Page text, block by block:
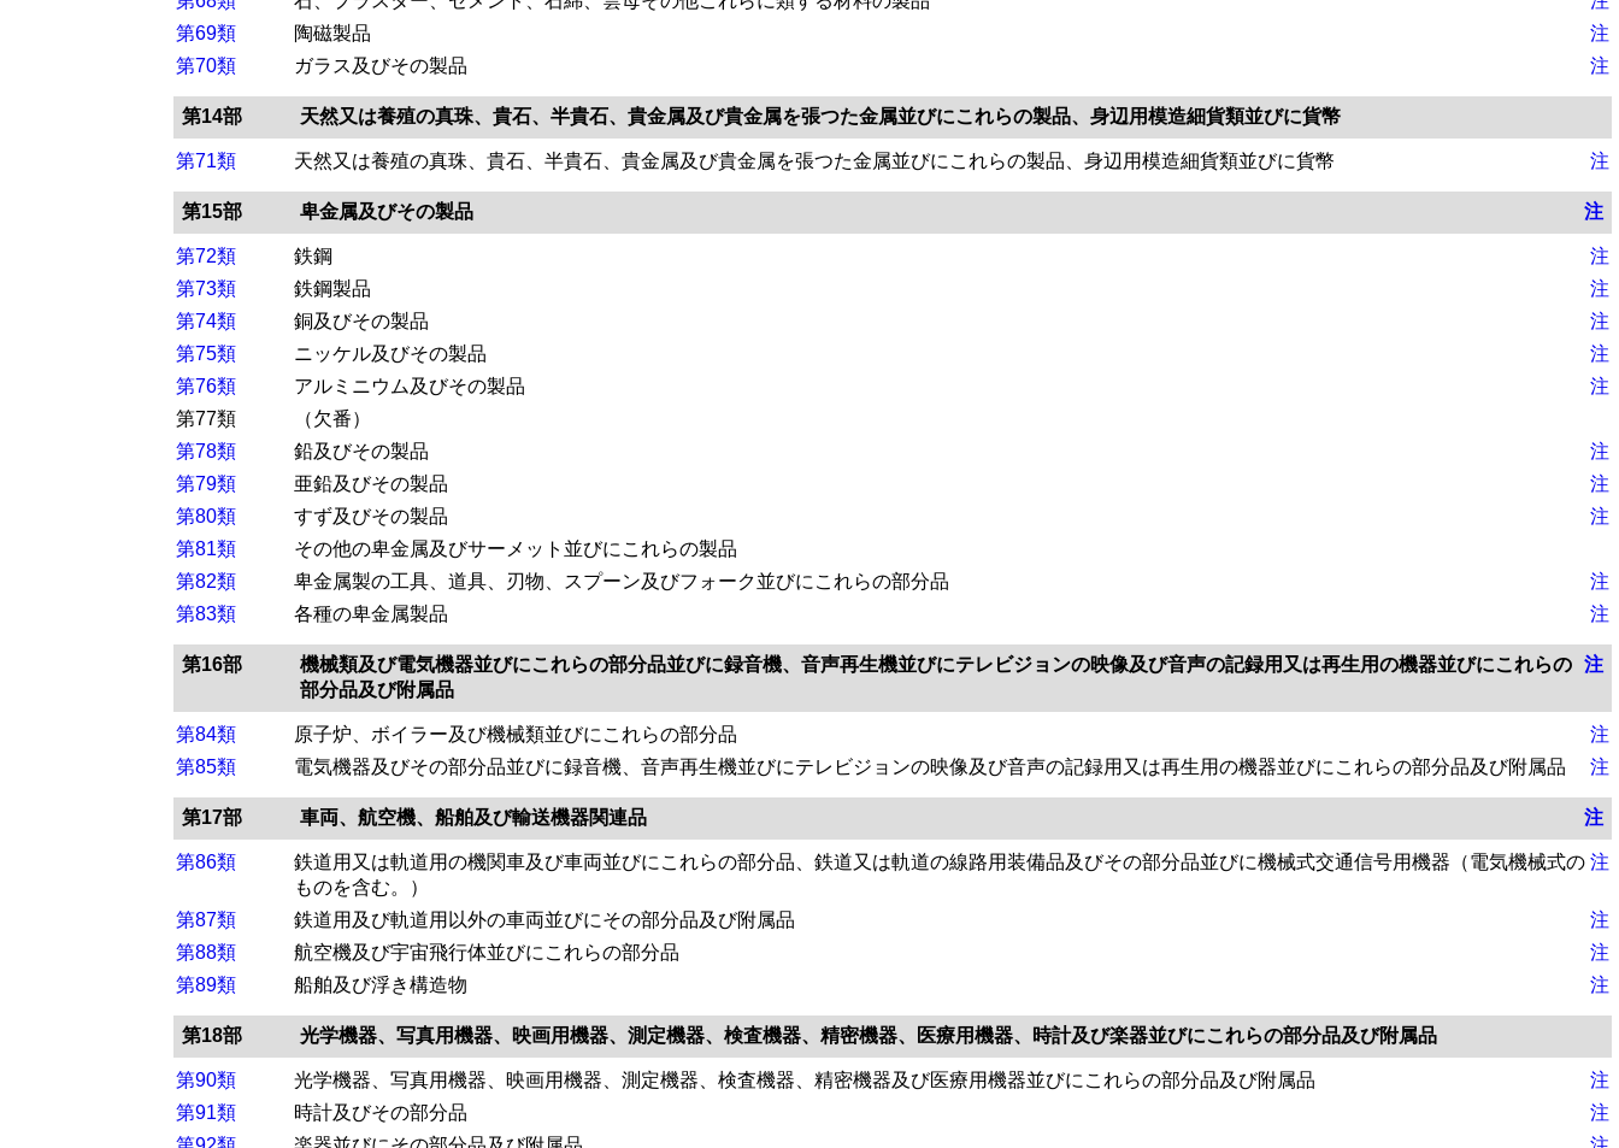
第69類
陶磁製品
注
第70類
ガラス及びその製品 注
第14部 天然又は養殖の真珠、貴石、半貴石、貴金属及び貴金属を張つた金属並びにこれらの製品、身辺用模造細貨類並びに貨幣
第71類 天然又は養殖の真珠、貴石、半貴石、貴金属及び貴金属を張つた金属並びにこれらの製品、身辺用模造細貨類並びに貨幣 注
第15部 卑金属及びその製品 注
第72類 鉄鋼
注
第73類
鉄鋼製品
注
第74類
銅及びその製品
注
第75類
ニッケル及びその製品
注
第76類
アルミニウム及びその製品
注
第77類
（欠番）
第78類
鉛及びその製品
注
第79類
亜鉛及びその製品
注
第80類
すず及びその製品
注
第81類
その他の卑金属及びサーメット並びにこれらの製品
第82類
卑金属製の工具、道具、刃物、スプーン及びフォーク並びにこれらの部分品
注
第83類
各種の卑金属製品 注
第16部
機械類及び電気機器並びにこれらの部分品並びに録音機、音声再生機並びにテレビジョンの映像及び音声の記録用又は再生用の機器並びにこれらの
部分品及び附属品
注
第84類 原子炉、ボイラー及び機械類並びにこれらの部分品
注
第85類
電気機器及びその部分品並びに録音機、音声再生機並びにテレビジョンの映像及び音声の記録用又は再生用の機器並びにこれらの部分品及び附属品 注
第17部 車両、航空機、船舶及び輸送機器関連品 注
第86類
鉄道用又は軌道用の機関車及び車両並びにこれらの部分品、鉄道又は軌道の線路用装備品及びその部分品並びに機械式交通信号用機器（電気機械式の
ものを含む。）
注
第87類 鉄道用及び軌道用以外の車両並びにその部分品及び附属品
注
第88類
航空機及び宇宙飛行体並びにこれらの部分品
注
第89類
船舶及び浮き構造物 注
第18部 光学機器、写真用機器、映画用機器、測定機器、検査機器、精密機器、医療用機器、時計及び楽器並びにこれらの部分品及び附属品
第90類 光学機器、写真用機器、映画用機器、測定機器、検査機器、精密機器及び医療用機器並びにこれらの部分品及び附属品
注
第91類
時計及びその部分品
注